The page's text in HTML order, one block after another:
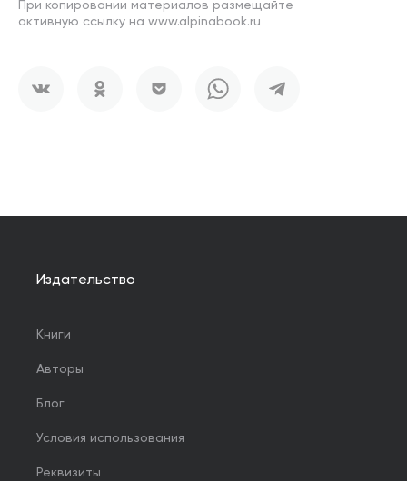
При копировании материалов размещайте
активную ссылку на www.alpinabook.ru
Издательство
Книги
Авторы
Блог
Условия использования
Реквизиты